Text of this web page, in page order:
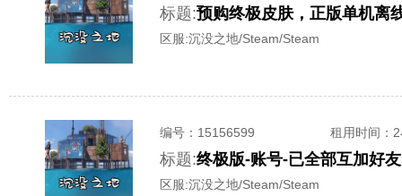
标题:预购终极皮肤，正版单机离
区服:沉没之地/Steam/Steam
编号： 15156599 租用时间 ：
标题:终极版-账号-已全部互加好
区服:沉没之地/Steam/Steam